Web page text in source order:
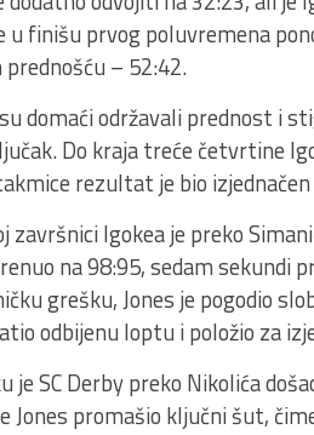
u finišu prvog poluvremena
– 52:42.
domaći održavali prednost i
Do kraja treće četvrtine
rezultat je bio
završnici Igokea je preko
na 98:95, sedam sekundi
grešku, Jones je pogodio
odbijenu loptu i položio za
je SC Derby preko Nikolića
Jones promašio ključni šut,